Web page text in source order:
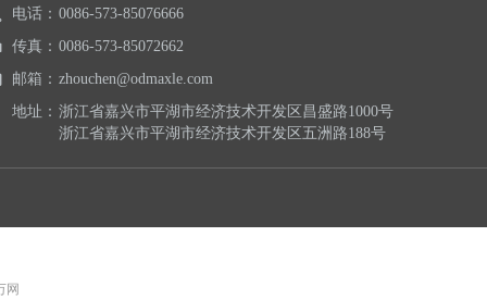
电话： 0086-573-85076666
传真： 0086-573-85072662
邮箱： zhouchen@odmaxle.com
地址： 浙江省嘉兴市平湖市经济技术开发区昌盛路1000号
浙江省嘉兴市平湖市经济技术开发区五洲路188号
网